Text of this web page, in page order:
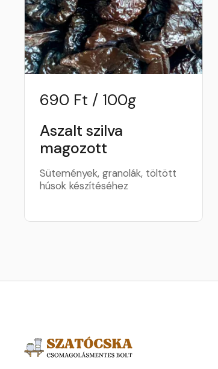
690 Ft / 100g
Aszalt szilva
magozott
Sütemények, granolák, töltött
húsok készítéséhez